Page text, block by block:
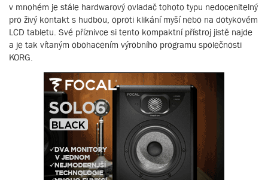
v mnohém je stále hardwarový ovladač tohoto typu nedocenitelný
pro živý kontakt s hudbou, oproti klikání myší nebo na dotykovém
LCD tabletu. Své příznivce si tento kompaktní přístroj jistě najde
a je tak vítaným obohacením výrobního programu společnosti
KORG.